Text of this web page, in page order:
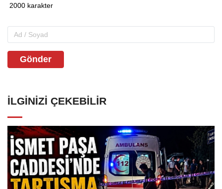
Gönder
İLGINIZI ÇEKEBILIR